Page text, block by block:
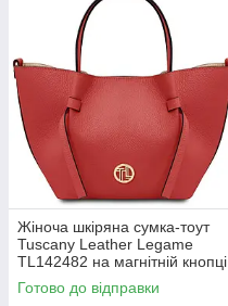
Жіноча шкіряна сумка-тоут
Tuscany Leather Legame
TL142482 на магнітній кнопці
з плечовим ременем,
коралова BS2482_1_105
Готово до відправки